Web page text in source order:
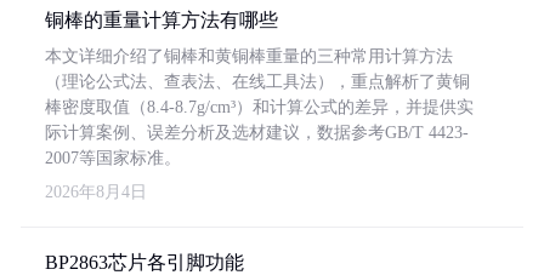
铜棒的重量计算方法有哪些
本文详细介绍了铜棒和黄铜棒重量的三种常用计算方法
（理论公式法、查表法、在线工具法），重点解析了黄铜
棒密度取值（8.4-8.7g/cm³）和计算公式的差异，并提供实
际计算案例、误差分析及选材建议，数据参考GB/T 4423-
2007等国家标准。
2026年8月4日
BP2863芯片各引脚功能